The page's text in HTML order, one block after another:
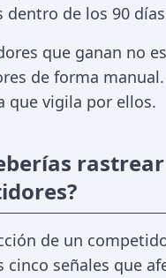
dentro de los 90
que ganan no
de forma
que vigila por ellos.
de un
cinco señales que